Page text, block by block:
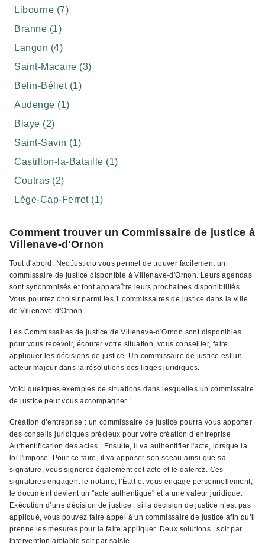
Libourne (7)
Branne (1)
Langon (4)
Saint-Macaire (3)
Belin-Béliet (1)
Audenge (1)
Blaye (2)
Saint-Savin (1)
Castillon-la-Bataille (1)
Coutras (2)
Lège-Cap-Ferret (1)
Comment trouver un Commissaire de justice à
Villenave-d'Ornon
Tout d'abord, NeoJusticio vous permet de trouver facilement un
commissaire de justice disponible à Villenave-d'Ornon. Leurs agendas
sont synchronisés et font apparaître leurs prochaines disponibilités.
Vous pourrez choisir parmi les 1 commissaires de justice dans la ville
de Villenave-d'Ornon.
Les Commissaires de justice de Villenave-d'Ornon sont disponibles
pour vous recevoir, écouter votre situation, vous conseiller, faire
appliquer les décisions de justice. Un commissaire de justice est un
acteur majeur dans la résolutions des litiges juridiques.
Voici quelques exemples de situations dans lesquelles un commissaire
de justice peut vous accompagner :
Création d’entreprise : un commissaire de justice pourra vous apporter
des conseils juridiques précieux pour votre création d’entreprise
Authentification des actes : Ensuite, il va authentifier l'acte, lorsque la
loi l'impose. Pour ce faire, il va apposer son sceau ainsi que sa
signature, vous signerez également cet acte et le daterez. Ces
signatures engagent le notaire, l'État et vous engage personnellement,
le document devient un "acte authentique" et a une valeur juridique.
Exécution d’une décision de justice : si la décision de justice n’est pas
appliqué, vous pouvez faire appel à un commissaire de justice afin qu’il
prenne les mesures pour la faire appliquer. Deux solutions : soit par
intervention amiable soit par saisie.